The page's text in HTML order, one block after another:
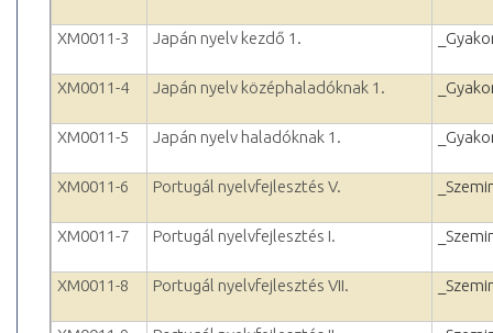
XM0011-3 Japán nyelv kezdő 1.
XM0011-4 Japán nyelv középhaladóknak 1.
XM0011-5 Japán nyelv haladóknak 1.
XM0011-6 Portugál nyelvfejlesztés V.
XM0011-7 Portugál nyelvfejlesztés I.
XM0011-8 Portugál nyelvfejlesztés VII.